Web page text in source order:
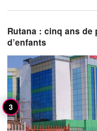
Rutana : cinq ans
d’enfants